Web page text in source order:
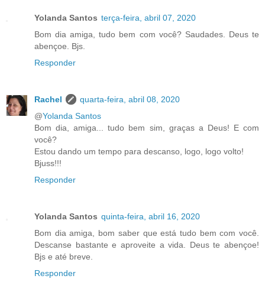
Yolanda Santos terça-feira, abril 07, 2020
Bom dia amiga, tudo bem com você? Saudades. Deus te
abençoe. Bjs.
Responder
Rachel
quarta-feira, abril 08, 2020
@Yolanda Santos
Bom dia, amiga... tudo bem sim, graças a Deus! E com
você?
Estou dando um tempo para descanso, logo, logo volto!
Bjuss!!!
Responder
Yolanda Santos quinta-feira, abril 16, 2020
Bom dia amiga, bom saber que está tudo bem com você.
Descanse bastante e aproveite a vida. Deus te abençoe!
Bjs e até breve.
Responder